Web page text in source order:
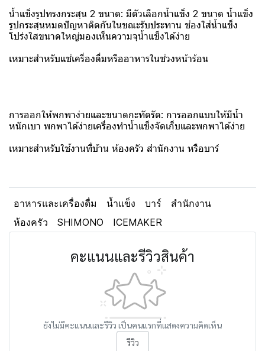
น้ำแข็งรูปทรงกระสุน 2 ขนาด: มีตัวเลือกน้ำแข็ง 2 ขนาด น้ำแข็ง
รูปกระสุนหมดปัญหาติดกันในขณะรับประทาน ช่องใส่น้ำแข็ง
โปร่งใสขนาดใหญ่มองเห็นความจุน้ำแข็งได้ง่าย
เหมาะสำหรับแช่เครื่องดื่มหรืออาหารในช่วงหน้าร้อน
การออกให้พกพาง่ายและขนาดกะทัดรัด: การออกแบบให้มีน้ำ
หนักเบา พกพาได้ง่ายเครื่องทำน้ำแข็งจัดเก็บและพกพาได้ง่าย
เหมาะสำหรับใช้งานที่บ้าน ห้องครัว สำนักงาน หรือบาร์
อาหารและเครื่องดื่ม น้ำแข็ง บาร์
สำนักงาน
ห้องครัว
SHIMONO ICEMAKER
คะแนนและรีวิวสินค้า
ยังไม่มีคะแนนและรีวิว เป็นคนแรกที่แสดงความคิดเห็น
รีวิว